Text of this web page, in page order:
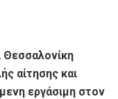
Θεσσαλονίκη
αίτησης και
εργάσιμη στον